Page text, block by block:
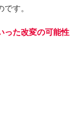
す。
った改変の可能性